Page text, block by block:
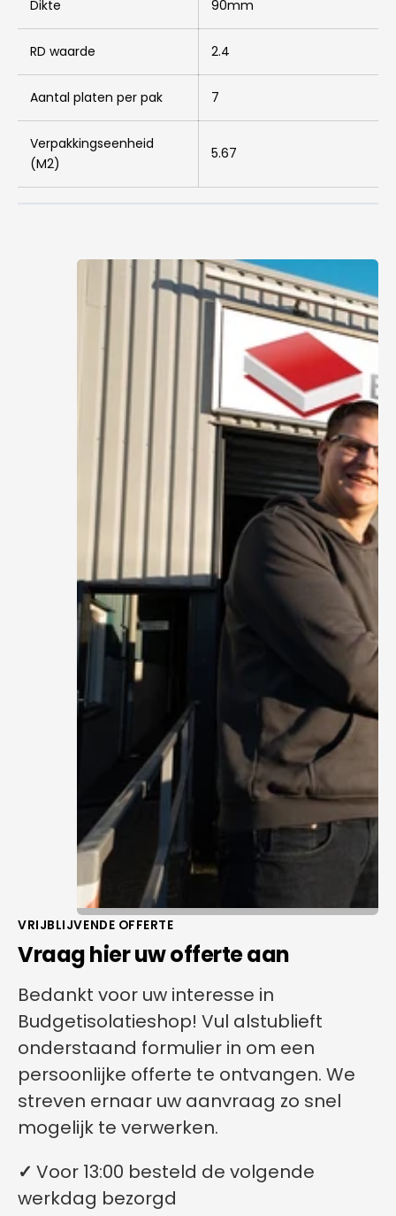
Dikte 90mm
RD waarde 2.4
Aantal platen per pak 7
Verpakkingseenheid
(M2)
5.67
VRIJBLIJVENDE OFFERTE
Vraag hier uw offerte aan
Bedankt voor uw interesse in
Budgetisolatieshop! Vul alstublieft
onderstaand formulier in om een
persoonlijke offerte te ontvangen. We
streven ernaar uw aanvraag zo snel
mogelijk te verwerken.
✓ Voor 13:00 besteld de volgende
werkdag bezorgd